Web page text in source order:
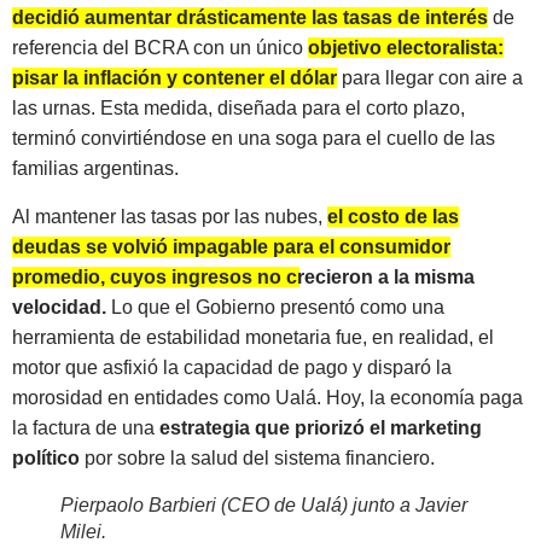
decidió aumentar drásticamente las tasas de interés de
referencia del BCRA con un único objetivo electoralista:
pisar la inflación y contener el dólar para llegar con aire a
las urnas. Esta medida, diseñada para el corto plazo,
terminó convirtiéndose en una soga para el cuello de las
familias argentinas.
Al mantener las tasas por las nubes, el costo de las
deudas se volvió impagable para el consumidor
promedio, cuyos ingresos no crecieron a la misma
velocidad. Lo que el Gobierno presentó como una
herramienta de estabilidad monetaria fue, en realidad, el
motor que asfixió la capacidad de pago y disparó la
morosidad en entidades como Ualá. Hoy, la economía paga
la factura de una estrategia que priorizó el marketing
político por sobre la salud del sistema financiero.
Pierpaolo Barbieri (CEO de Ualá) junto a Javier
Milei.